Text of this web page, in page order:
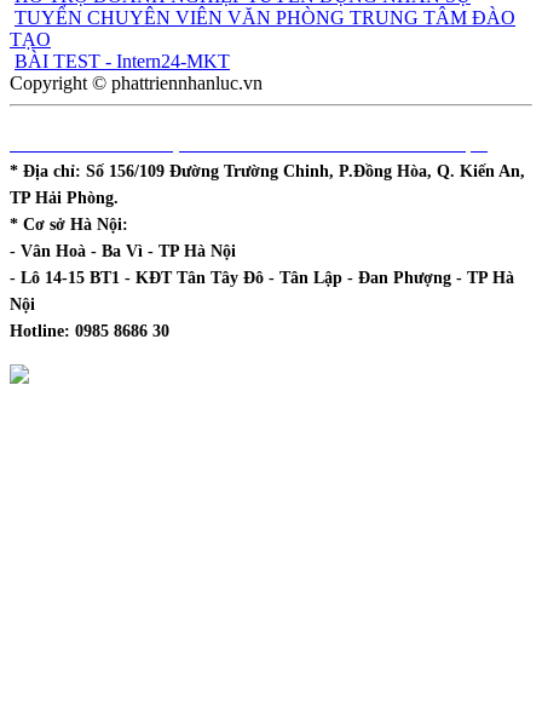
TUYỂN CHUYÊN VIÊN VĂN PHÒNG TRUNG TÂM ĐÀO
TẠO
BÀI TEST - Intern24-MKT
Copyright © phattriennhanluc.vn
* Địa chỉ: Số 156/109 Đường Trường Chinh, P.Đồng Hòa, Q. Kiến An,
TP Hải Phòng.
* Cơ sở Hà Nội:
- Vân Hoà - Ba Vì - TP Hà Nội
- Lô 14-15 BT1 - KĐT Tân Tây Đô - Tân Lập - Đan Phượng - TP Hà
Nội
Hotline: 0985 8686 30